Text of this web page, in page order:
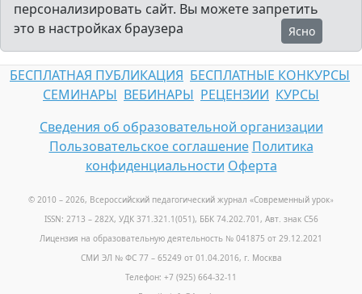
персонализировать сайт. Вы можете запретить
это в настройках браузера
Ясно
БЕСПЛАТНАЯ ПУБЛИКАЦИЯ БЕСПЛАТНЫЕ КОНКУРСЫ
СЕМИНАРЫ ВЕБИНАРЫ РЕЦЕНЗИИ КУРСЫ
Сведения об образовательной организации
Пользовательское соглашение Политика
конфиденциальности Оферта
© 2010 – 2026, Всероссийский педагогический журнал «Современный урок»
ISSN: 2713 – 282X, УДК 371.321.1(051), ББК 74.202.701, Авт. знак С56
Лицензия на образовательную деятельность № 041875 от 29.12.2021
СМИ ЭЛ № ФС 77 – 65249 от 01.04.2016, г. Москва
Телефон: +7 (925) 664-32-11